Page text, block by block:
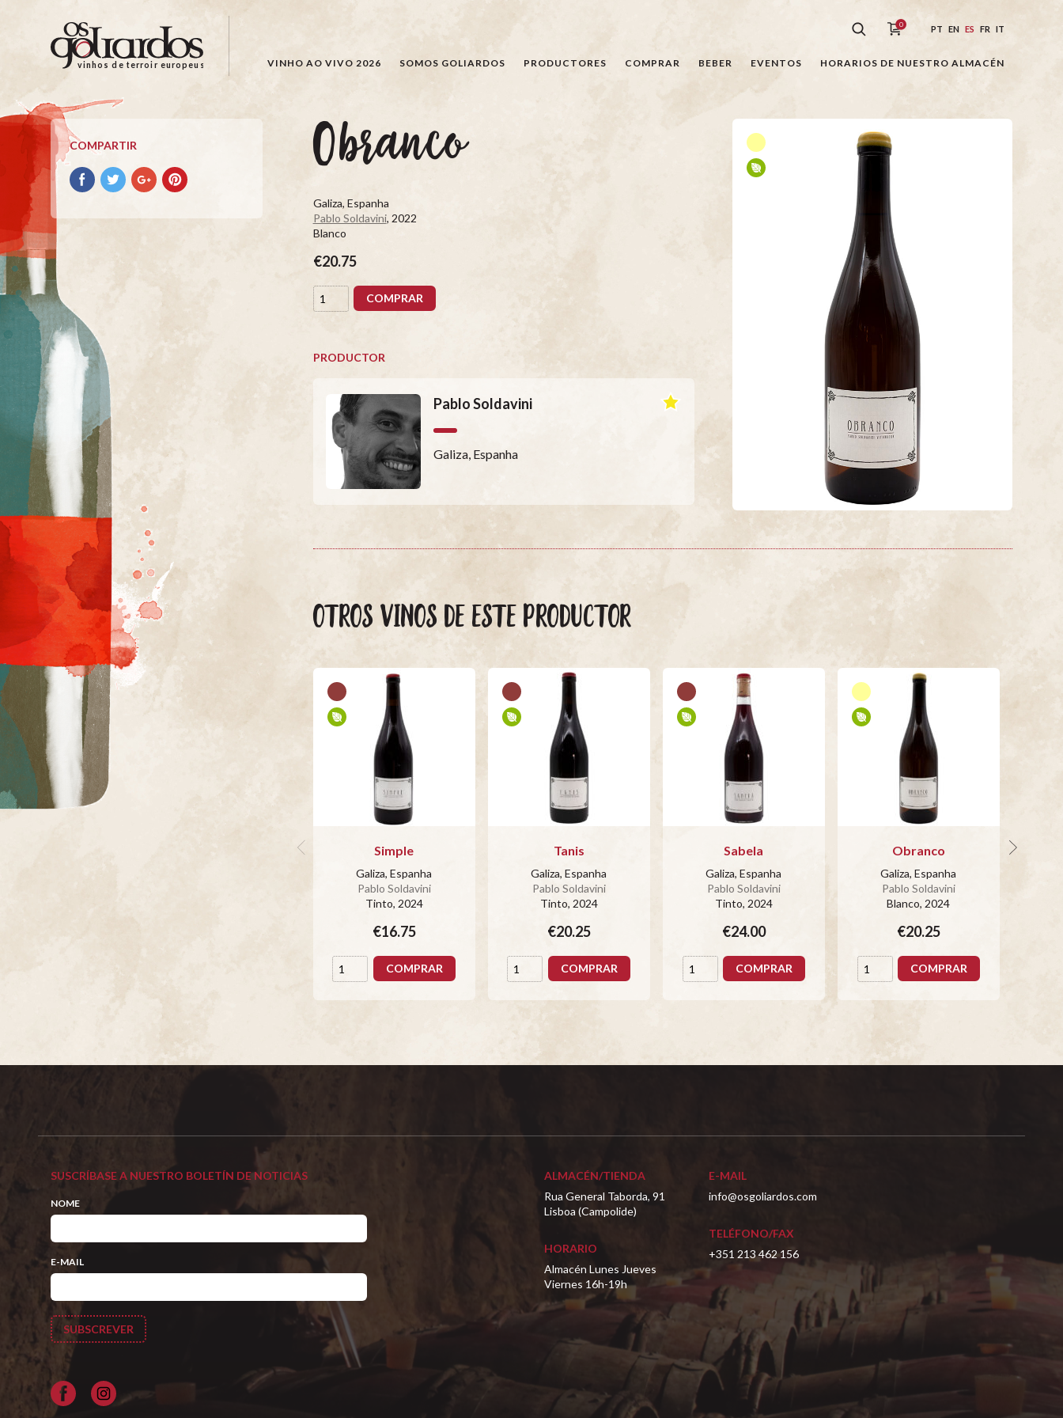
Os
Goliardos
Vinhos
de
Terroir
Europeus
vinhos de terroir europeus
0 PT EN ES FR IT
VINHO AO VIVO 2026 SOMOS GOLIARDOS PRODUCTORES COMPRAR BEBER EVENTOS HORARIOS DE NUESTRO ALMACÉN
COMPARTIR
Compartir
con
Compartir
con
Compartir
con
Compartir
con
Obranco
Galiza, Espanha
Pablo Soldavini, 2022
Blanco
€20.75
COMPRAR
PRODUCTOR
Pablo Soldavini
Galiza, Espanha
OTROS VINOS DE ESTE PRODUCTOR
Simple
Galiza, Espanha
Pablo Soldavini
Tinto, 2024
€16.75
COMPRAR
Tanis
Galiza, Espanha
Pablo Soldavini
Tinto, 2024
€20.25
COMPRAR
Sabela
Galiza, Espanha
Pablo Soldavini
Tinto, 2024
€24.00
COMPRAR
Obranco
Galiza, Espanha
Pablo Soldavini
Blanco, 2024
€20.25
COMPRAR
SUSCRÍBASE A NUESTRO BOLETÍN DE NOTICIAS
NOME
E-MAIL
Facebook
ALMACÉN/TIENDA
Rua General Taborda, 91
Lisboa (Campolide)
HORARIO
Almacén Lunes Jueves
Viernes 16h-19h
E-MAIL
info@osgoliardos.com
TELÉFONO/FAX
+351 213 462 156